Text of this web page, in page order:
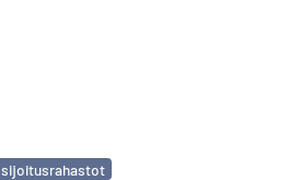
sijoitusrahastot